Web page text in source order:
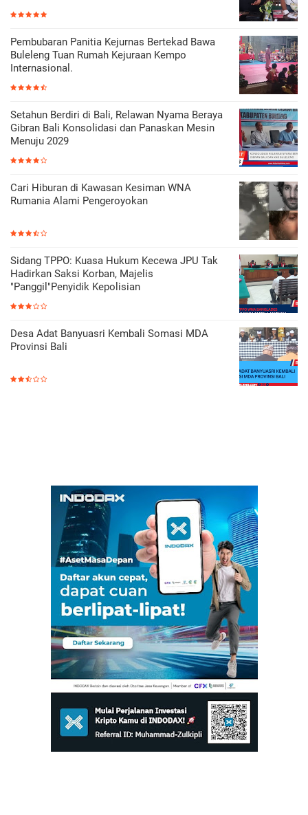
Pembubaran Panitia Kejurnas Bertekad Bawa
Buleleng Tuan Rumah Kejuraan Kempo
Internasional.
Setahun Berdiri di Bali, Relawan Nyama Beraya
Gibran Bali Konsolidasi dan Panaskan Mesin
Menuju 2029
Cari Hiburan di Kawasan Kesiman WNA
Rumania Alami Pengeroyokan
Sidang TPPO: Kuasa Hukum Kecewa JPU Tak
Hadirkan Saksi Korban, Majelis
"Panggil"Penyidik Kepolisian
Desa Adat Banyuasri Kembali Somasi MDA
Provinsi Bali